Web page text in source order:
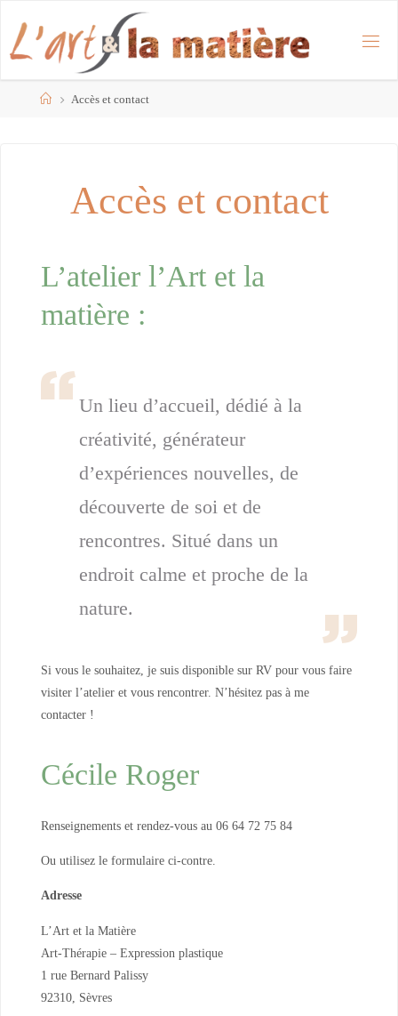
content
HomeAccès et contact
Accès et contact
L’atelier l’Art et la
matière :
Un lieu d’accueil, dédié à la
créativité, générateur
d’expériences nouvelles, de
découverte de soi et de
rencontres. Situé dans un
endroit calme et proche de la
nature.
Si vous le souhaitez, je suis disponible sur RV pour vous faire
visiter l’atelier et vous rencontrer. N’hésitez pas à me
contacter !
Cécile Roger
Renseignements et rendez-vous au 06 64 72 75 84
Ou utilisez le formulaire ci-contre.
Adresse
L’Art et la Matière
Art-Thérapie – Expression plastique
1 rue Bernard Palissy
92310, Sèvres